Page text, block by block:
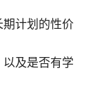
计划的性价
及是否有学